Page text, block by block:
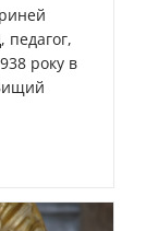
року в